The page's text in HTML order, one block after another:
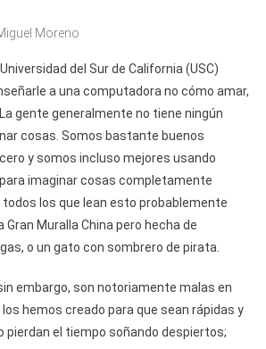
Moreno
del Sur de California (USC)
a una computadora no cómo amar,
gente generalmente no tiene ningún
cosas. Somos bastante buenos
y somos incluso mejores usando
imaginar cosas completamente
todos los que lean esto probablemente
Muralla China pero hecha de
o un gato con sombrero de pirata.
embargo, son notoriamente malas en
hemos creado para que sean rápidas y
pierdan el tiempo soñando despiertos;